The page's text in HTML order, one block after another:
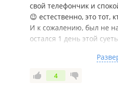
прошлой неделе эвакуировали
Под Партизанском 350 детей
лодках в ПВР.
свой телефончик и
😉 естественно, это тот,
И к сожалению, был не
остался 1 день этой
сказать плохого и
дети домашние и
как кормят, но... это
4